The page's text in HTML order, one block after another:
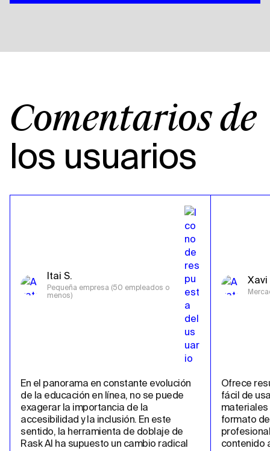
Comentarios de
los usuarios
Itai S.
Pequeña empresa (50 empleados o
menos)
En el panorama en constante evolución
de la educación en línea, no se puede
exagerar la importancia de la
accesibilidad y la inclusión. En este
sentido, la herramienta de doblaje de
Rask AI ha supuesto un cambio radical
Xavi
Ofrece
fácil de
materiales
formato
contenido